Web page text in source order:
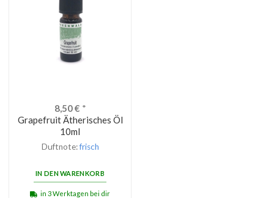
8,50€ *
Grapefruit Ätherisches Öl
10ml
Duftnote:frisch
IN DEN WARENKORB
in 3 Werktagen bei dir